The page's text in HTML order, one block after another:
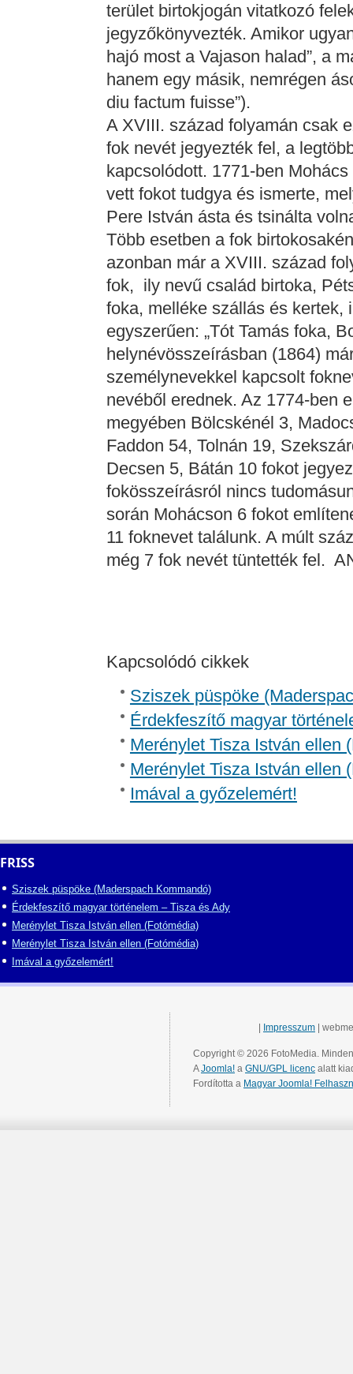
terület birtokjogán vitatkozó
jegyzőkönyvezték. Amikor
hajó most a Vajason halad”, a
hanem egy másik, nemrégen
diu factum fuisse”).
A XVIII. század folyamán csak
fok nevét jegyezték fel, a
kapcsolódott. 1771-ben
vett fokot tudgya és ismerte,
Pere István ásta és tsinálta
Több esetben a fok
azonban már a XVIII. század
fok, ily nevű család birtoka,
foka, melléke szállás és kertek,
egyszerűen: „Tót Tamás foka,
helynévösszeírásban (1864)
személynevekkel kapcsolt
nevéből erednek. Az 1774-ben
megyében Bölcskénél 3,
Faddon 54, Tolnán 19,
Decsen 5, Bátán 10 fokot
fokösszeírásról nincs
során Mohácson 6 fokot
11 foknevet találunk. A múlt
még 7 fok nevét tüntették fel.
Kapcsolódó cikkek
Sziszek püspöke
Érdekfeszítő magyar
Merénylet Tisza István ellen
Merénylet Tisza István ellen
Imával a győzelemért!
FRISS
Sziszek püspöke (Maderspach Kommandó)
Érdekfeszítő magyar történelem – Tisza és Ady
Merénylet Tisza István ellen (Fotómédia)
Merénylet Tisza István ellen (Fotómédia)
Imával a győzelemért!
Impresszum |
Copyright © 2026 FotoMedia.
AJoomla! a GNU/GPL licenc alatt
Fordította a Magyar Joomla!